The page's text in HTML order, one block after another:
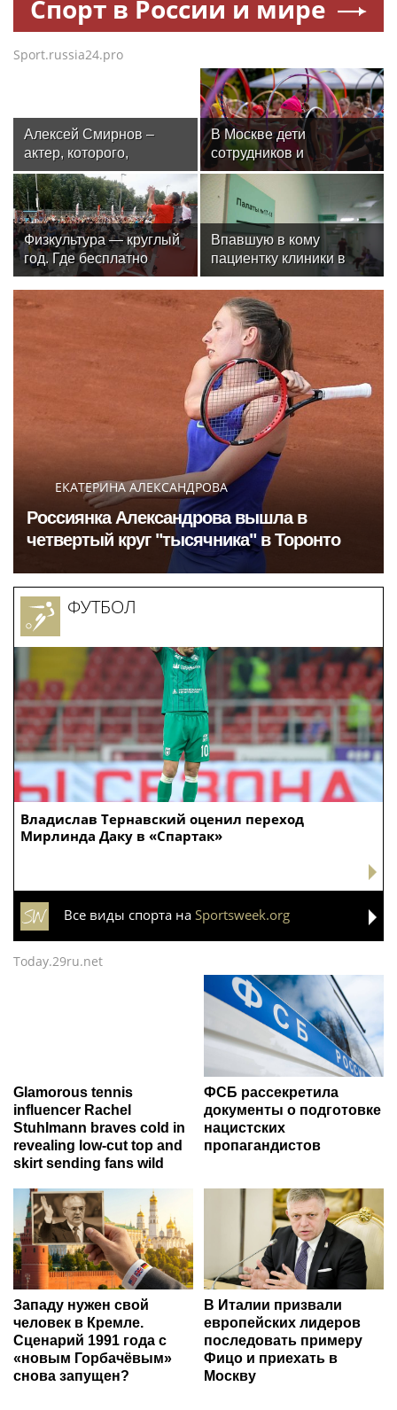
Спорт в России и мире
Sport.russia24.pro
Алексей Смирнов –
актер, которого,
надеюсь, еще не
забыли
В Москве дети
сотрудников и
военнослужащих
Росгвардии посетили
мастер-класс по
художественной
гимнастике
Физкультура — круглый
год. Где бесплатно
заниматься спортом в
Впавшую в кому
пациентку клиники в
Москве спасли, ей
оказалась чемпионка
мира
ЕКАТЕРИНА АЛЕКСАНДРОВА
Россиянка Александрова вышла в
четвертый круг "тысячника" в Торонто
Владислав Тернавский оценил переход
Мирлинда Даку в «Спартак»
ФУТБОЛ
Все виды спорта на Sportsweek.org
Today.29ru.net
Glamorous tennis
influencer Rachel
Stuhlmann braves cold in
revealing low-cut top and
skirt sending fans wild
ФСБ рассекретила
документы о подготовке
нацистских
пропагандистов
Западу нужен свой
человек в Кремле.
Сценарий 1991 года с
«новым Горбачёвым»
снова запущен?
В Италии призвали
европейских лидеров
последовать примеру
Фицо и приехать в
Москву